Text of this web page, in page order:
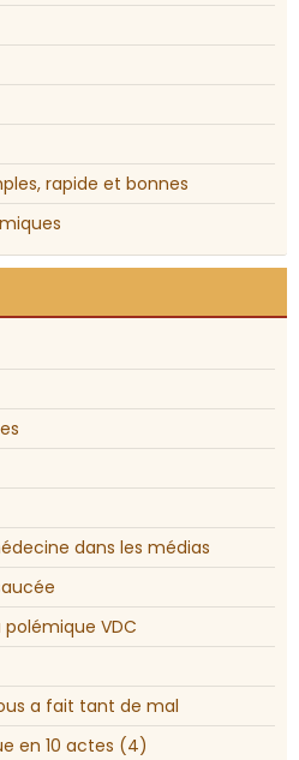
rapide et bonnes
dans les médias
VDC
a fait tant de mal
en 10 actes (4)